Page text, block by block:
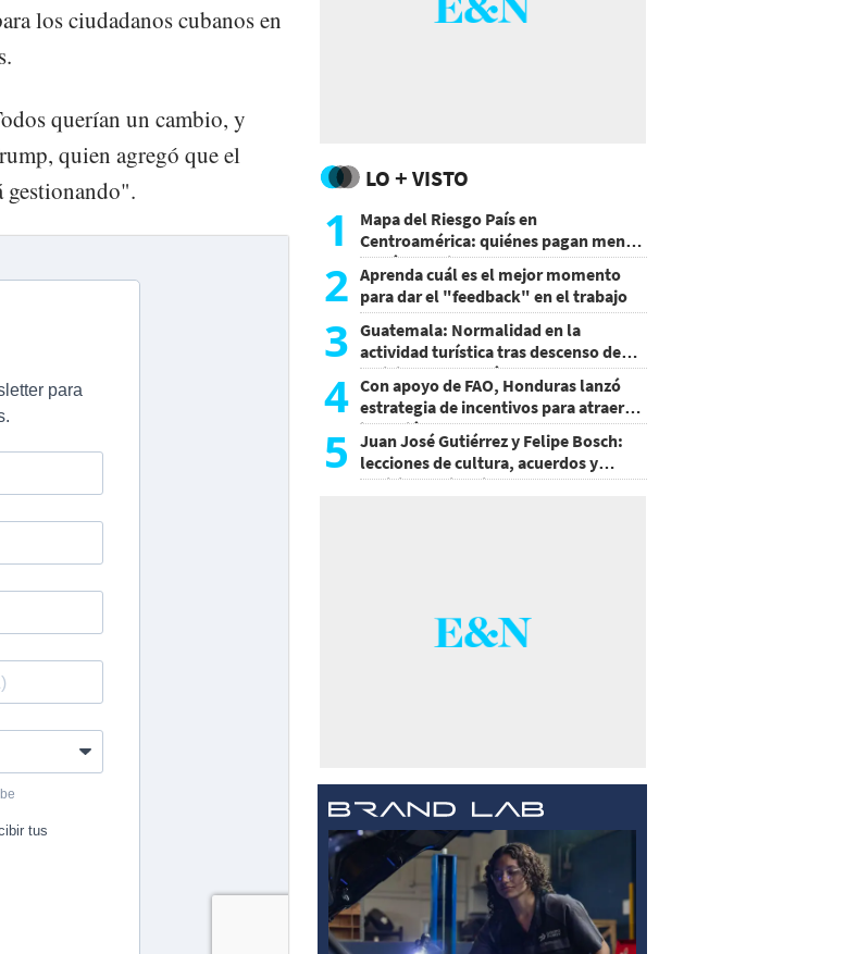
los ciudadanos cubanos en
querían un cambio, y
quien agregó que el
gestionando".
LO + VISTO
1
Mapa del Riesgo País en
Centroamérica: quiénes pagan menos
y cuáles mejoraron
2 Aprenda cuál es el mejor momento
para dar el "feedback" en el trabajo
3 Guatemala: Normalidad en la
actividad turística tras descenso de
actividad del volcán de Fuego
4 Con apoyo de FAO, Honduras lanzó
estrategia de incentivos para atraer
inversión al agro
5
Juan José Gutiérrez y Felipe Bosch:
lecciones de cultura, acuerdos y
decisiones sin miedo